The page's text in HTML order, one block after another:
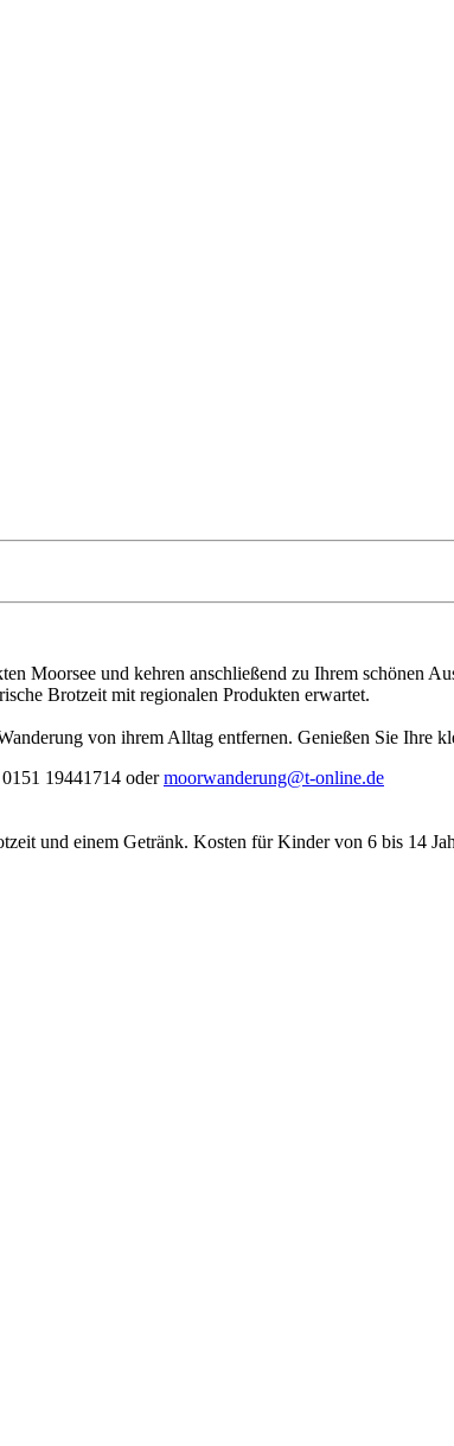
Moorsee und kehren anschließend zu Ihrem schönen
Brotzeit mit regionalen Produkten erwartet.
von ihrem Alltag entfernen. Genießen Sie Ihre
19441714 odermoorwanderung@t-online.de
und einem Getränk. Kosten für Kinder von 6 bis 14